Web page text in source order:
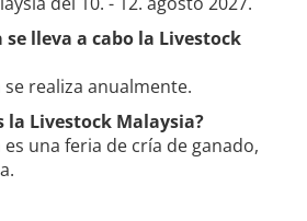
se lleva a cabo la Livestock
se realiza anualmente.
la Livestock Malaysia?
es una feria de cría de ganado,